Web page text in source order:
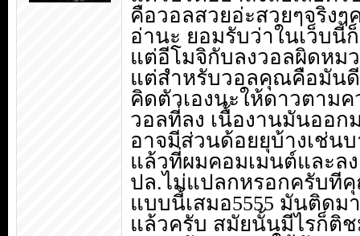
คือวอลสวยอ่ะสวยๆจริง
อ่านะ ยอมรับว่าในเว็บ
แต่อีโมจิกับลงวอลผิดหม
แต่สำหรับวอลคุณคือมันดี
คิดตัวเองนะให้ดาวตาม
วอลที่ลง เนื้องานมันออก
อาจมีส่วนด้อยยุบ้างเช่น
แล้วที่ผมคอมเมนต์และล
ปล.ไม่แปลกหรอกครับที
แบบนี้เสมอ5555 มันติดม
แล้วครับ สมัยนั้นมีไรก็ติ